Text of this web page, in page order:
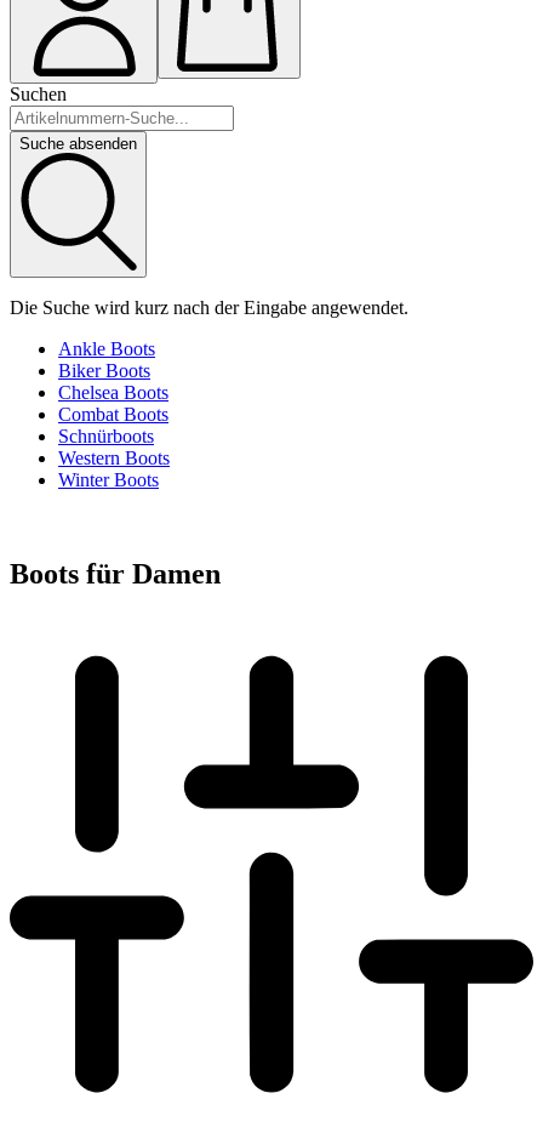
Suchen
Suche absenden
Die Suche wird kurz nach der Eingabe angewendet.
Ankle Boots
Biker Boots
Chelsea Boots
Combat Boots
Schnürboots
Western Boots
Winter Boots
Boots für Damen